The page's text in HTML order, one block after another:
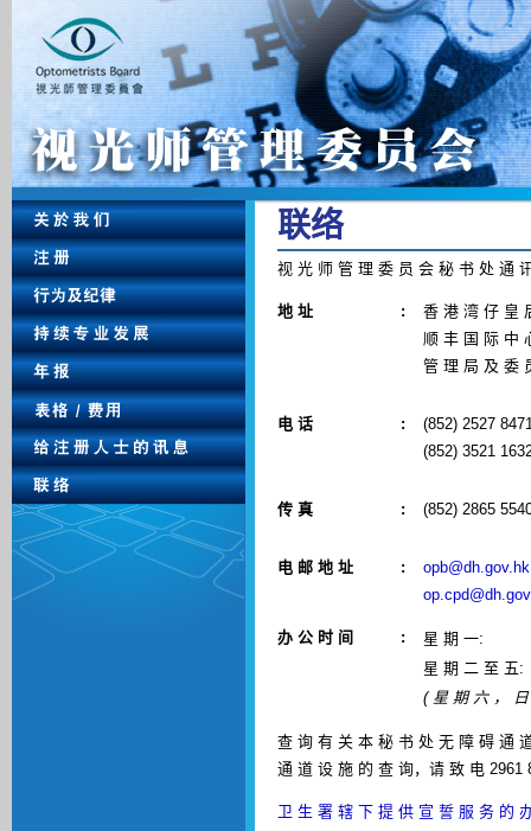
联 络
视 光 师 管 理 委 员 会 秘 书 处 通
地 址 :
香 港 湾 仔 皇
顺 丰 国 际 中
管 理 局 及 委
电 话 :
(852) 2527
(852) 3521
传 真 : (852) 2865
电 邮 地 址 :
opb@dh.gov.hk
办 公 时 间 :
星 期 一:
星 期 二 至 五:
( 星 期 六 ，
查 询 有 关 本 秘 书 处 无 障 碍 通
通 道 设 施 的 查 询，请 致 电 2961
卫 生 署 辖 下 提 供 宣 誓 服 务 的